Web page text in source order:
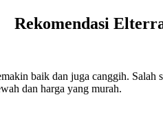
Rekomendasi
baik dan juga canggih.
dan harga yang murah.